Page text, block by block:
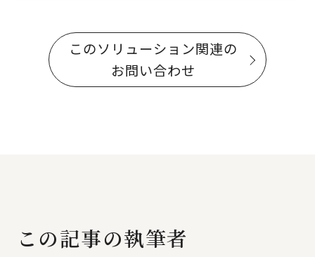
このソリューション関連の
お問い合わせ
この記事の執筆者